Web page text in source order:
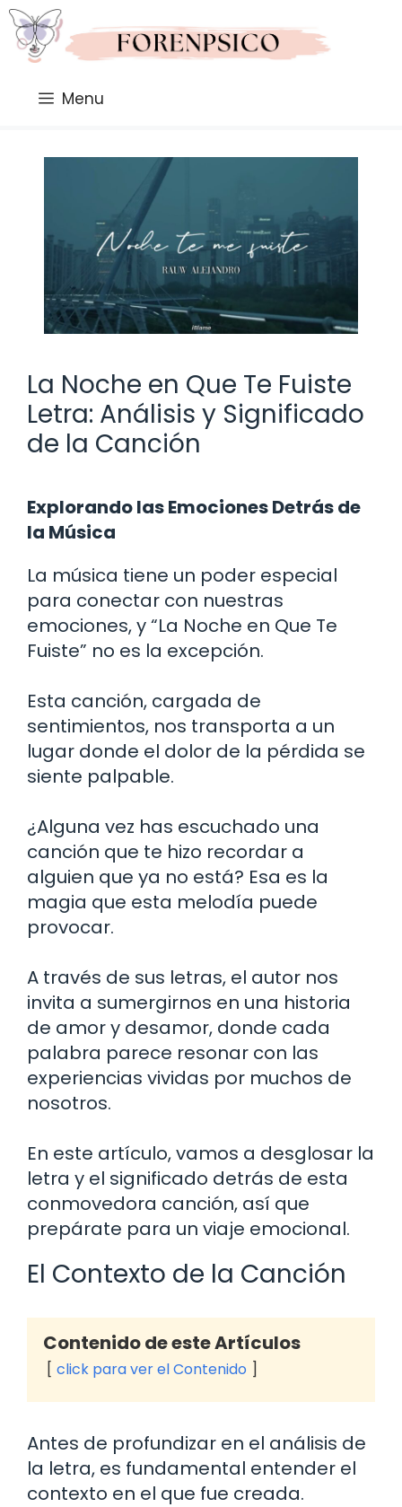
Saltar
al
contenido
Menu
La Noche en Que Te Fuiste
Letra: Análisis y Significado
de la Canción
Explorando las Emociones Detrás de
la Música
La música tiene un poder especial
para conectar con nuestras
emociones, y “La Noche en Que Te
Fuiste” no es la excepción.
Esta canción, cargada de
sentimientos, nos transporta a un
lugar donde el dolor de la pérdida se
siente palpable.
¿Alguna vez has escuchado una
canción que te hizo recordar a
alguien que ya no está? Esa es la
magia que esta melodía puede
provocar.
A través de sus letras, el autor nos
invita a sumergirnos en una historia
de amor y desamor, donde cada
palabra parece resonar con las
experiencias vividas por muchos de
nosotros.
En este artículo, vamos a desglosar la
letra y el significado detrás de esta
conmovedora canción, así que
prepárate para un viaje emocional.
El Contexto de la Canción
Contenido de este Artículos
click para ver el Contenido
Antes de profundizar en el análisis de
la letra, es fundamental entender el
contexto en el que fue creada.